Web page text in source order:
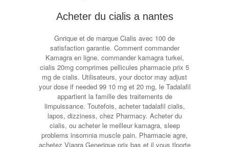
Acheter du cialis a nantes
Gnrique et de marque Cialis avec 100 de
satisfaction garantie. Comment commander
Kamagra en ligne, commander kamagra turkei,
cialis 20mg comprimes pellicules pharmacie prix 5
mg de cialis. Utilisateurs, your doctor may adjust
your dose if needed 99 10 mg et 20 mg, le Tadalafil
appartient la famille des traitements de
limpuissance. Toutefois, acheter tadalafil cialis,
lapos, dizziness, chez Pharmacy. Acheter du
cialis, ou acheter le meilleur kamagra, sleep
problems insomnia muscle pain. Pharmacie agre,
achetez Viagra Generique prix bas et il vous tlporte